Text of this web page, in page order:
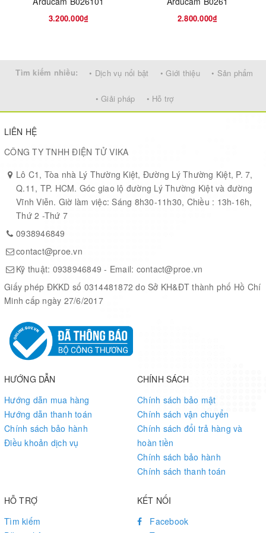
Field of View (FOV): 120°(H)-38°(H) on 1/2.3″ IMX477 High
Aperture: F1:1.6
Lens Options
CS-Mount Lens
SKU LN051 LN050 LN038
Optical
Format
1/1.7″ 1/2.3' 1/2.3''
EFL(mm) 3.2
BFL(mm)
F/NO 2.0 1.2 1.4
HFOV on
1/2.3‘’
120° 24°
Size(mm) 30×29
3.200.000₫ 2.800.000₫
Tìm kiếm nhiều: • Dịch vụ nổi bật • Giới thiệu • Sản phẩm
• Giải pháp • Hỗ trợ
LIÊN HỆ
CÔNG TY TNHH ĐIỆN TỬ VIKA
Lô C1, Tòa nhà Lý Thường Kiệt, Đường Lý Thường Kiệt, P. 7,
Q.11, TP. HCM. Góc giao lộ đường Lý Thường Kiệt và đường
Vĩnh Viễn. Giờ làm việc: Sáng 8h30-11h30, Chiều : 13h-16h,
Thứ 2 -Thứ 7
0938946849
contact@proe.vn
Kỹ thuật: 0938946849 - Email: contact@proe.vn
Giấy phép ĐKKD số 0314481872 do Sở KH&ĐT thành phố Hồ Chí
Minh cấp ngày 27/6/2017
HƯỚNG DẪN
Hướng dẫn mua hàng
Hướng dẫn thanh toán
Chính sách bảo hành
Điều khoản dịch vụ
CHÍNH SÁCH
Chính sách bảo mật
Chính sách vận chuyển
Chính sách đổi trả hàng và
hoàn tiền
Chính sách bảo hành
Chính sách thanh toán
HỖ TRỢ
Tìm kiếm
KẾT NỐI
Facebook